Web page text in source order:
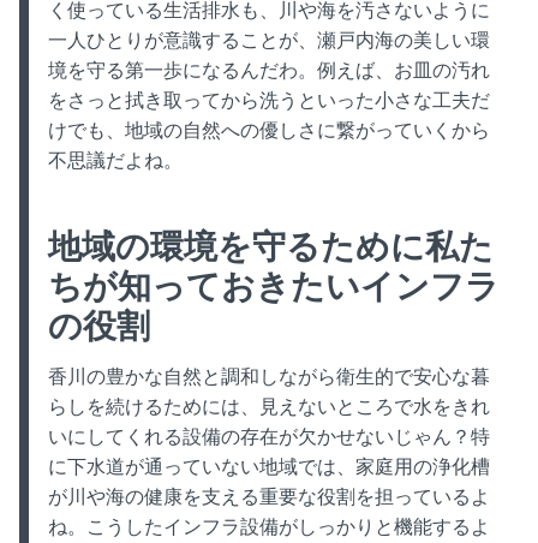
く使っている生活排水も、川や海を汚さないように
一人ひとりが意識することが、瀬戸内海の美しい環
境を守る第一歩になるんだわ。例えば、お皿の汚れ
をさっと拭き取ってから洗うといった小さな工夫だ
けでも、地域の自然への優しさに繋がっていくから
不思議だよね。
地域の環境を守るために私た
ちが知っておきたいインフラ
の役割
香川の豊かな自然と調和しながら衛生的で安心な暮
らしを続けるためには、見えないところで水をきれ
いにしてくれる設備の存在が欠かせないじゃん？特
に下水道が通っていない地域では、家庭用の浄化槽
が川や海の健康を支える重要な役割を担っているよ
ね。こうしたインフラ設備がしっかりと機能するよ